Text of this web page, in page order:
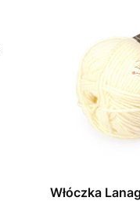
Włóczka